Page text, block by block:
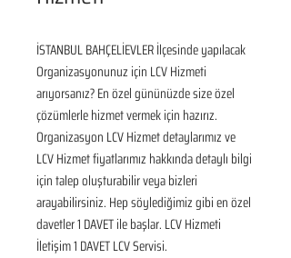
İSTANBUL BAHÇELİEVLER İlçesinde yapılacak
Organizasyonunuz için LCV Hizmeti
arıyorsanız? En özel gününüzde size özel
çözümlerle hizmet vermek için hazırız.
Organizasyon LCV Hizmet detaylarımız ve
LCV Hizmet fiyatlarımız hakkında detaylı bilgi
için talep oluşturabilir veya bizleri
arayabilirsiniz. Hep söylediğimiz gibi en özel
davetler 1 DAVET ile başlar. LCV Hizmeti
İletişim 1 DAVET LCV Servisi.